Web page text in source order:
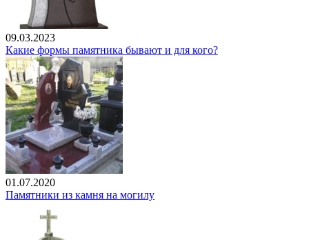
09.03.2023
Какие формы памятника бывают и для кого?
01.07.2020
Памятники из камня на могилу